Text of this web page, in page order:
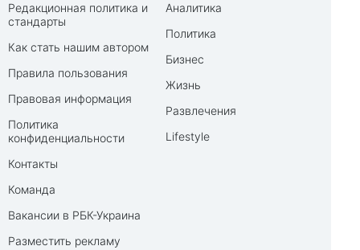
Редакционная политика и
стандарты
Как стать нашим автором
Правила пользования
Правовая информация
Политика
конфиденциальности
Контакты
Команда
Вакансии в РБК-Украина
Разместить рекламу
Аналитика
Политика
Бизнес
Жизнь
Развлечения
Lifestyle